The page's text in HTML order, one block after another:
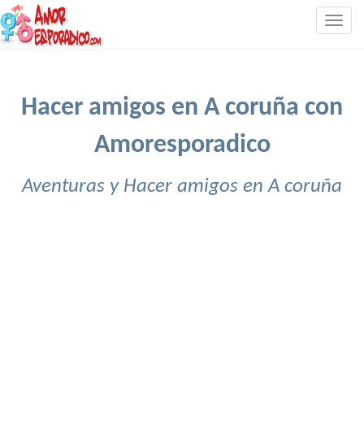
Hacer amigos en A coruña con
Amoresporadico
Aventuras y Hacer amigos en A coruña